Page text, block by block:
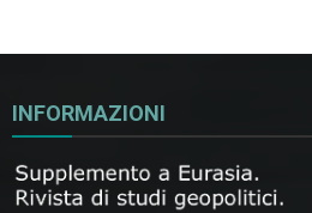
INFORMAZIONI